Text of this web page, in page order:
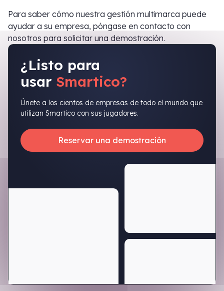
Para saber cómo nuestra gestión multimarca puede
ayudar a su empresa, póngase en contacto con
nosotros para solicitar una demostración.
¿Listo para
usar Smartico?
Únete a los cientos de empresas de todo el mundo que
utilizan Smartico con sus jugadores.
Reservar una demostración